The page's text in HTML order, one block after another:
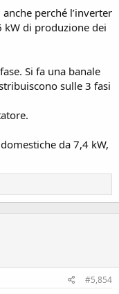
perché l’inverter
kW di produzione dei
Si fa una banale
sulle 3 fasi
da 7,4 kW,
#5,854